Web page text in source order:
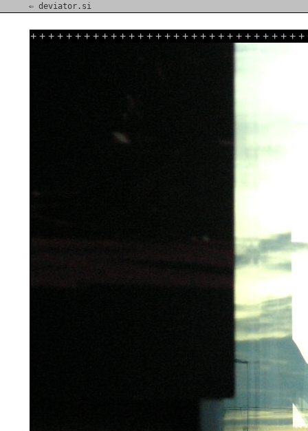
⇐ deviator.si
+ + + + + + + + + + + + + + + + + + + + + + + + + + + + + + +